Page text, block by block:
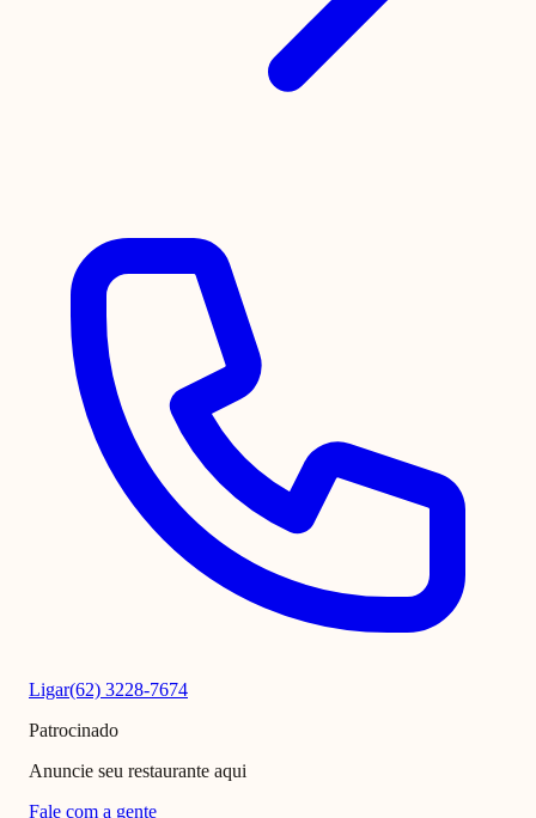
Ligar(62) 3228-7674
Patrocinado
Anuncie seu restaurante aqui
Fale com a gente